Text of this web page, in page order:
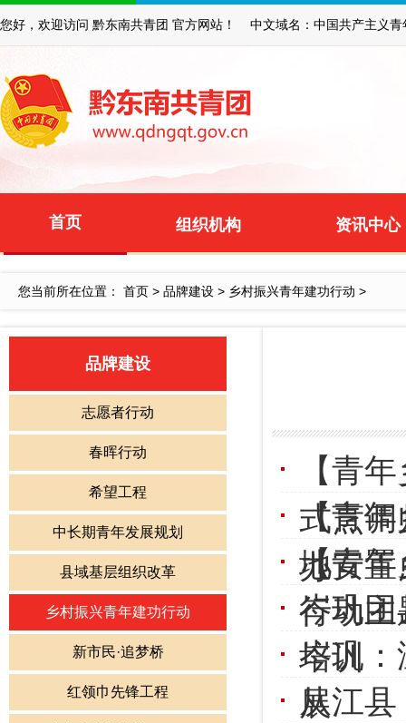
您好，欢迎访问 黔东南共青团 官方网站！ 中文域名：中国共产主义青
首页 组织机构 资讯中心
您当前所在位置： 首页 > 品牌建设 > 乡村振兴青年建功行动 >
品牌建设
志愿者行动
春晖行动
希望工程
中长期青年发展规划
县域基层组织改革
乡村振兴青年建功行动
新市民·追梦桥
红领巾先锋工程
【青
式烹
办
【青
地安置
【青年
行动主
岑巩团
培训
岑巩：
展
从江